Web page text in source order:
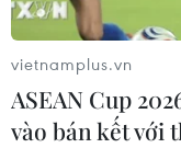
vietnamplus.vn
ASEAN Cup
vào bán kết với